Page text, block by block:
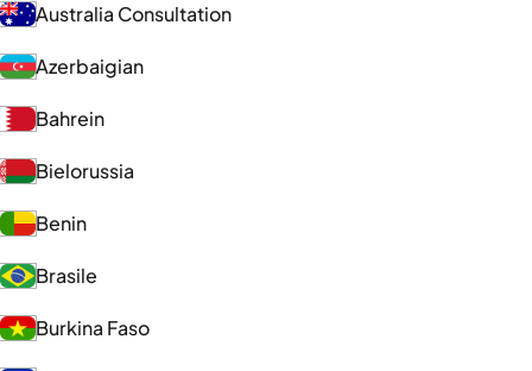
Australia Consultation
Azerbaigian
Bahrein
Bielorussia
Benin
Brasile
Burkina Faso